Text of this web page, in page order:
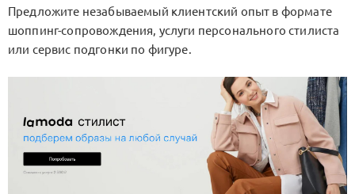
Предложите незабываемый клиентский опыт в формате
шоппинг-сопровождения, услуги персонального стилиста
или сервис подгонки по фигуре.